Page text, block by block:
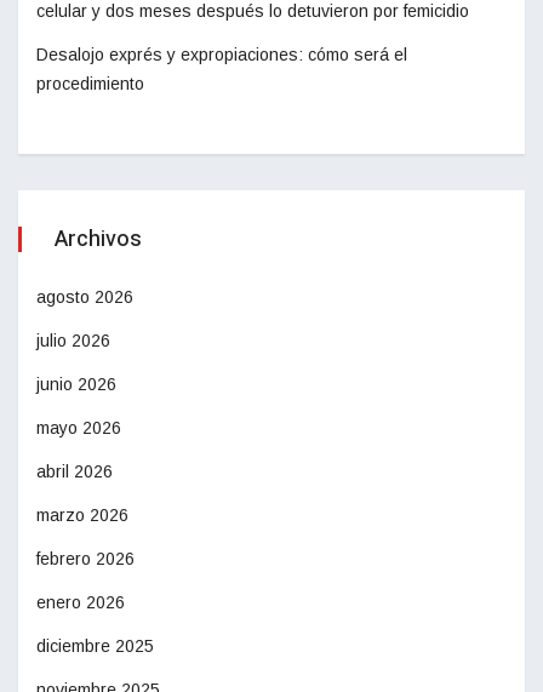
celular y dos meses después lo detuvieron por femicidio
Desalojo exprés y expropiaciones: cómo será el
procedimiento
Archivos
agosto 2026
julio 2026
junio 2026
mayo 2026
abril 2026
marzo 2026
febrero 2026
enero 2026
diciembre 2025